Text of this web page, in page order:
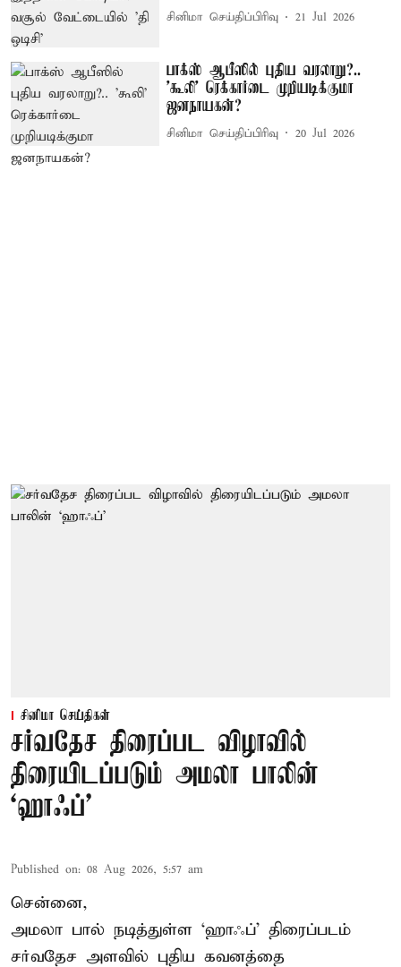
சினிமா செய்திப்பிரிவு 21 Jul 2026
பாக்ஸ் ஆபீஸில் புதிய வரலாறு?..
'கூலி' ரெக்கார்டை முறியடிக்குமா
ஜனநாயகன்?
சினிமா செய்திப்பிரிவு 20 Jul 2026
சினிமா செய்திகள்
சர்வதேச திரைப்பட விழாவில்
திரையிடப்படும் அமலா பாலின்
‘ஹாஃப்’
Published on: 08 Aug 2026, 5:57 am
சென்னை,
அமலா பால் நடித்துள்ள ‘ஹாஃப்’ திரைப்படம்
சர்வதேச அளவில் புதிய கவனத்தை